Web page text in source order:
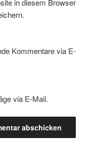
in diesem Browser
Kommentare via E-
via E-Mail.